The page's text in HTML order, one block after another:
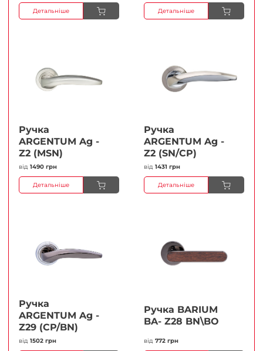
Детальніше Детальніше
Ручка
ARGENTUM Ag -
Z2 (MSN)
від 1490 грн
Детальніше
Ручка
ARGENTUM Ag -
Z2 (SN/CP)
від 1431 грн
Детальніше
Ручка
ARGENTUM Ag -
Z29 (CP/BN)
від 1502 грн
Ручка BARIUM
BA- Z28 BN\BO
від 772 грн